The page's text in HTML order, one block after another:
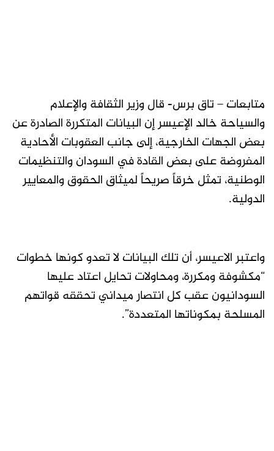
متابعات – تاق برس- قال وزير الثقافة والإعلام
والسياحة خالد الإعيسر إن البيانات المتكررة الصادرة عن
بعض الجهات الخارجية، إلى جانب العقوبات الأحادية
المفروضة على بعض القادة في السودان والتنظيمات
الوطنية، تمثل خرقاً صريحاً لميثاق الحقوق والمعايير
الدولية.
واعتبر الاعيسر، أن تلك البيانات لا تعدو كونها خطوات
“مكشوفة ومكررة، ومحاولات تحايل اعتاد عليها
السودانيون عقب كل انتصار ميداني تحققه قواتهم
المسلحة بمكوناتها المتعددة”.